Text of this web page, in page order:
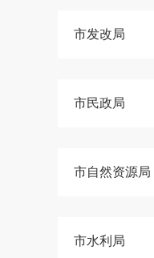
市发改局
市民政局
市自然资源局
市水利局